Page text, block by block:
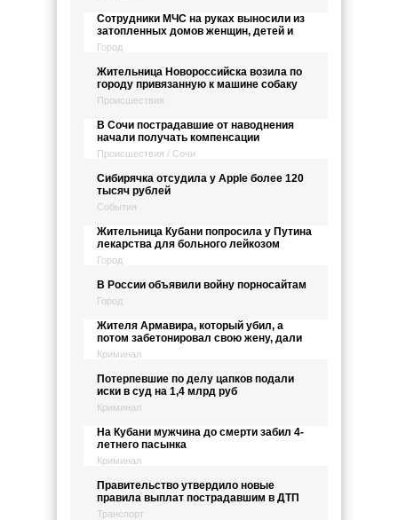
Сотрудники МЧС на руках выносили из
затопленных домов женщин, детей и
Город
Жительница Новороссийска возила по
городу привязанную к машине собаку
Происшествия
В Сочи пострадавшие от наводнения
начали получать компенсации
Происшествия / Сочи
Сибирячка отсудила у Apple более 120
тысяч рублей
События
Жительница Кубани попросила у Путина
лекарства для больного лейкозом
Город
В России объявили войну порносайтам
Город
Жителя Армавира, который убил, а
потом забетонировал свою жену, дали
Криминал
Потерпевшие по делу цапков подали
иски в суд на 1,4 млрд руб
Криминал
На Кубани мужчина до смерти забил 4-
летнего пасынка
Криминал
Правительство утвердило новые
правила выплат пострадавшим в ДТП
Транспорт